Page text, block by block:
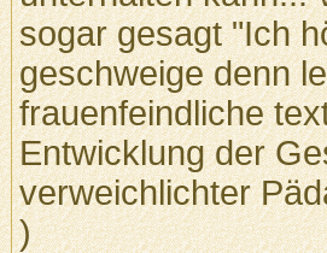
sogar gesagt "Ich
geschweige denn
frauenfeindliche
Entwicklung der
verweichlichter
)